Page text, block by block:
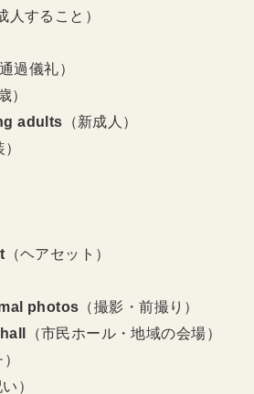
人すること）
通過儀礼）
）
adults （新成人）
（ヘアセット）
photos （撮影・前撮り）
（市民ホール・地域の会場）
）